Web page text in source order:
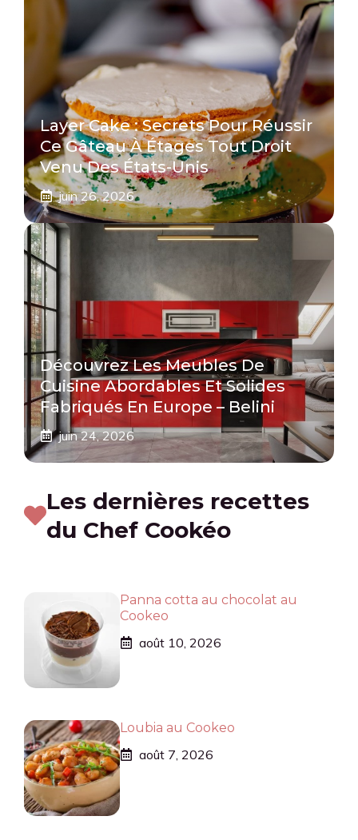
Layer Cake : Secrets Pour Réussir
Ce Gâteau À Étages Tout Droit
Venu Des États-Unis
juin 26, 2026
Découvrez Les Meubles De
Cuisine Abordables Et Solides
Fabriqués En Europe – Belini
juin 24, 2026
Les dernières recettes
du Chef Cookéo
Panna cotta au chocolat au
Cookeo
août 10, 2026
Loubia au Cookeo
août 7, 2026